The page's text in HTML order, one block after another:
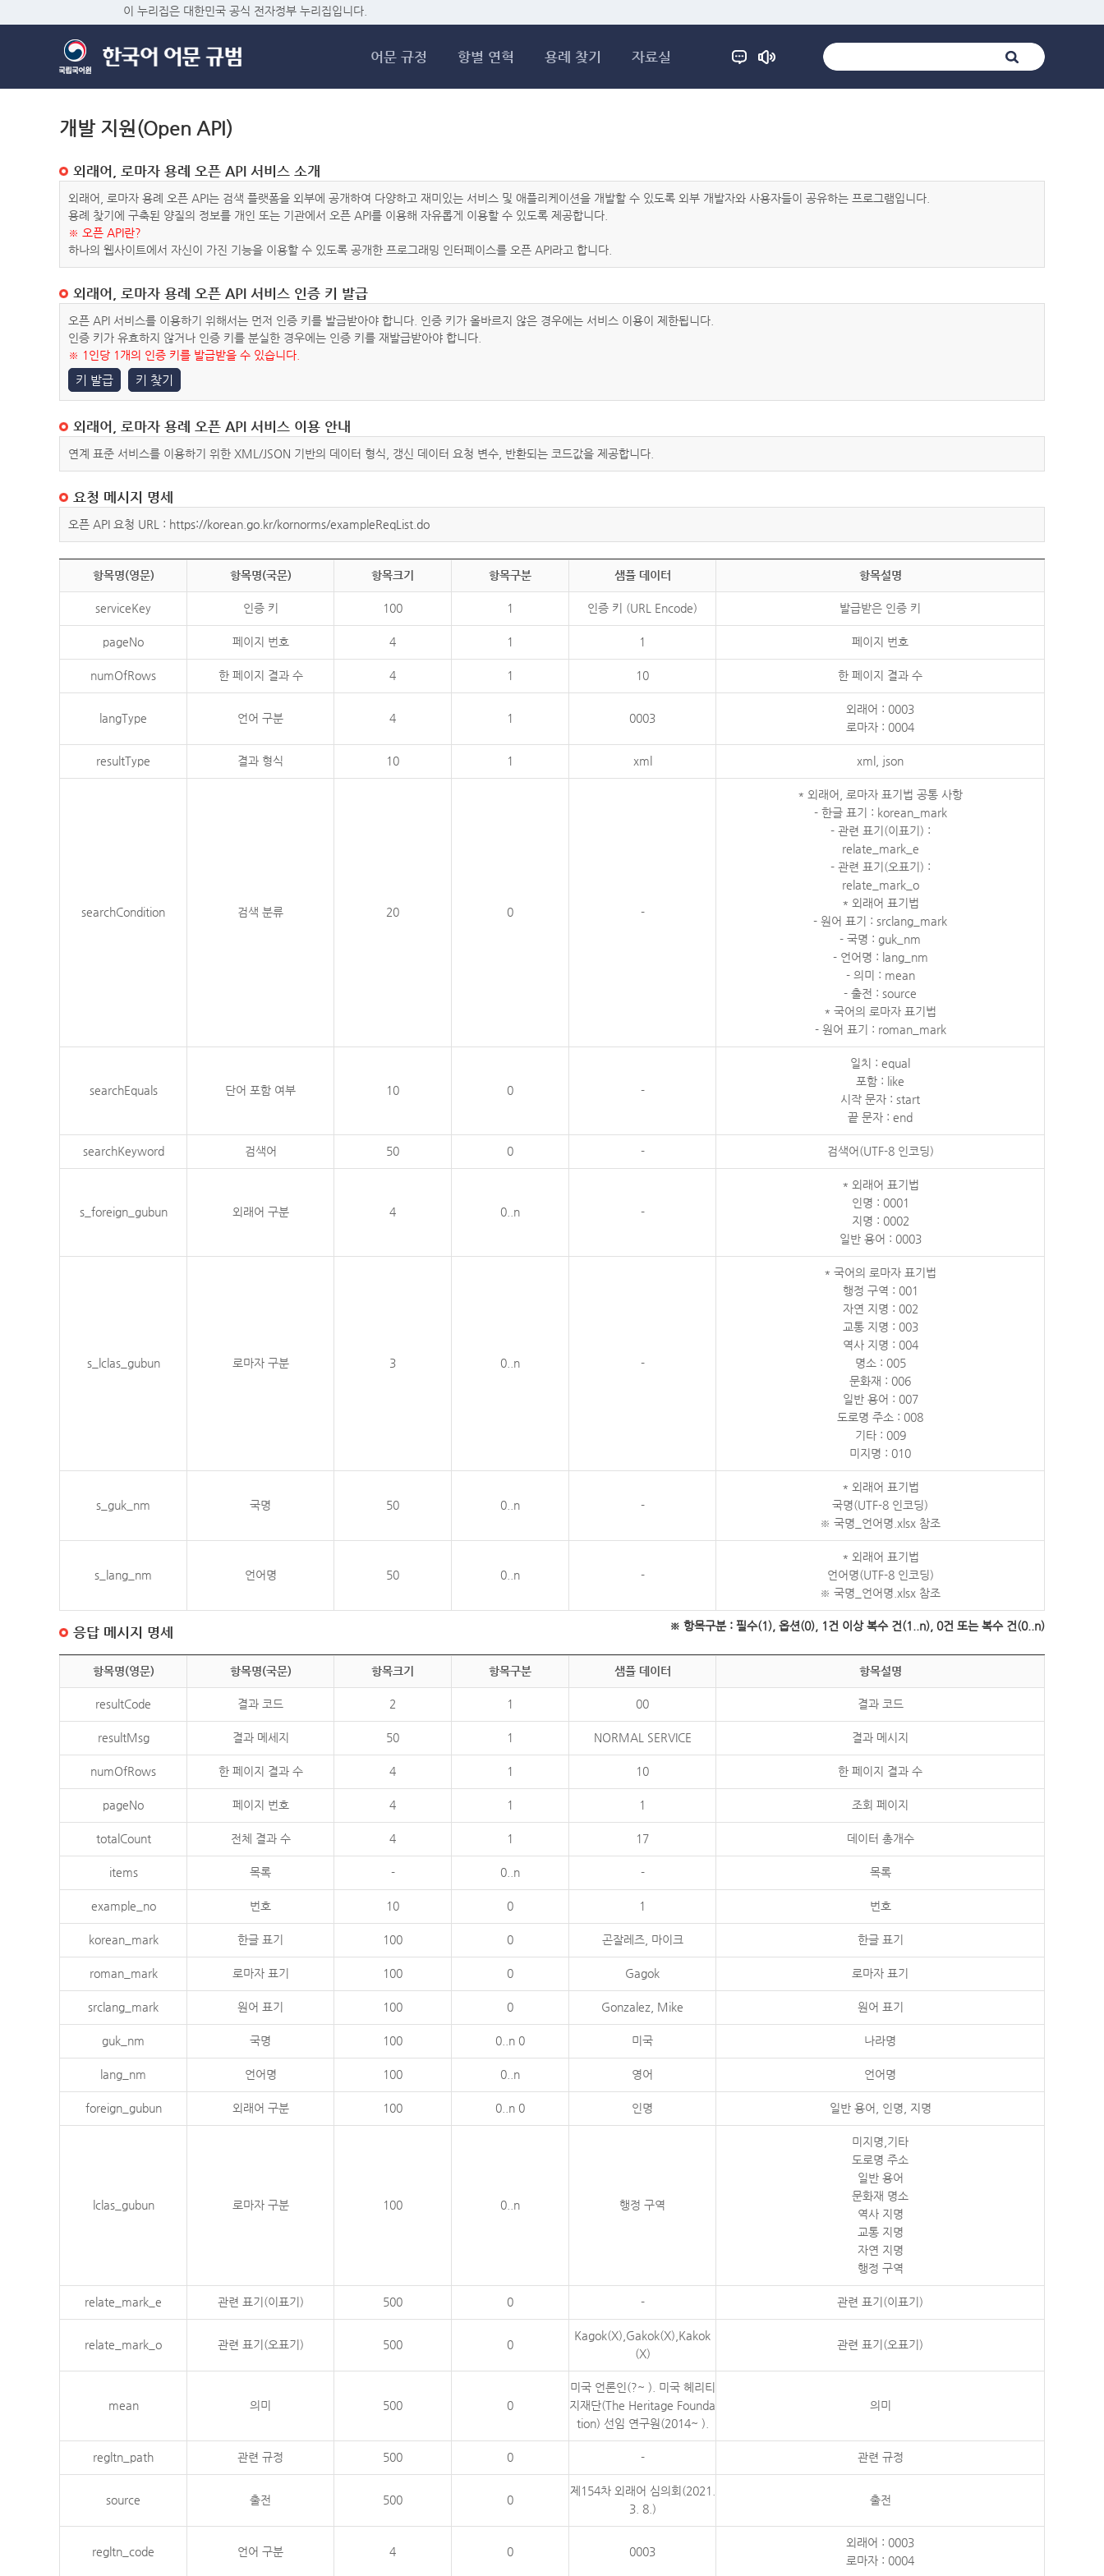
이 누리집은 대한민국 공식 전자정부 누리집입니다.
어문 규정 항별 연혁 용례 찾기 자료실
개발 지원(Open API)
외래어, 로마자 용례 오픈 API 서비스 소개
외래어, 로마자 용례 오픈 API는 검색 플랫폼을 외부에 공개하여 다양하고 재미있는 서비스 및 애플리케이션을 개발할 수 있도록 외부 개발자와 사용자들이 공유하는 프로그램입니다.
용례 찾기에 구축된 양질의 정보를 개인 또는 기관에서 오픈 API를 이용해 자유롭게 이용할 수 있도록 제공합니다.
※ 오픈 API란?
하나의 웹사이트에서 자신이 가진 기능을 이용할 수 있도록 공개한 프로그래밍 인터페이스를 오픈 API라고 합니다.
외래어, 로마자 용례 오픈 API 서비스 인증 키 발급
오픈 API 서비스를 이용하기 위해서는 먼저 인증 키를 발급받아야 합니다. 인증 키가 올바르지 않은 경우에는 서비스 이용이 제한됩니다.
인증 키가 유효하지 않거나 인증 키를 분실한 경우에는 인증 키를 재발급받아야 합니다.
※ 1인당 1개의 인증 키를 발급받을 수 있습니다.
키 발급 키 찾기
외래어, 로마자 용례 오픈 API 서비스 이용 안내
연계 표준 서비스를 이용하기 위한 XML/JSON 기반의 데이터 형식, 갱신 데이터 요청 변수, 반환되는 코드값을 제공합니다.
요청 메시지 명세
오픈 API 요청 URL : https://korean.go.kr/kornorms/exampleReqList.do
항목명(영문) 항목명(국문) 항목크기 항목구분 샘플 데이터 항목설명
serviceKey 인증 키 100 1 인증 키 (URL Encode) 발급받은 인증 키
pageNo 페이지 번호 4 1 1 페이지 번호
numOfRows 한 페이지 결과 수 4 1 10 한 페이지 결과 수
langType 언어 구분 4 1 0003
외래어 : 0003
로마자 : 0004
resultType 결과 형식 10 1 xml xml, json
searchCondition 검색 분류 20 0 -
* 외래어, 로마자 표기법 공통 사항
- 한글 표기 : korean_mark
- 관련 표기(이표기) :
relate_mark_e
- 관련 표기(오표기) :
relate_mark_o
* 외래어 표기법
- 원어 표기 : srclang_mark
- 국명 : guk_nm
- 언어명 : lang_nm
- 의미 : mean
- 출전 : source
* 국어의 로마자 표기법
- 원어 표기 : roman_mark
searchEquals 단어 포함 여부 10 0 -
일치 : equal
포함 : like
시작 문자 : start
끝 문자 : end
searchKeyword 검색어 50 0 - 검색어(UTF-8 인코딩)
s_foreign_gubun 외래어 구분 4 0..n -
* 외래어 표기법
인명 : 0001
지명 : 0002
일반 용어 : 0003
s_lclas_gubun 로마자 구분 3 0..n -
* 국어의 로마자 표기법
행정 구역 : 001
자연 지명 : 002
교통 지명 : 003
역사 지명 : 004
명소 : 005
문화재 : 006
일반 용어 : 007
도로명 주소 : 008
기타 : 009
미지명 : 010
s_guk_nm 국명 50 0..n -
* 외래어 표기법
국명(UTF-8 인코딩)
※ 국명_언어명.xlsx 참조
s_lang_nm 언어명 50 0..n -
* 외래어 표기법
언어명(UTF-8 인코딩)
※ 국명_언어명.xlsx 참조
※ 항목구분 : 필수(1), 옵션(0), 1건 이상 복수 건(1..n), 0건 또는 복수 건(0..n)
응답 메시지 명세
항목명(영문) 항목명(국문) 항목크기 항목구분 샘플 데이터 항목설명
resultCode 결과 코드 2 1 00 결과 코드
resultMsg 결과 메세지 50 1 NORMAL SERVICE 결과 메시지
numOfRows 한 페이지 결과 수 4 1 10 한 페이지 결과 수
pageNo 페이지 번호 4 1 1 조회 페이지
totalCount 전체 결과 수 4 1 17 데이터 총개수
items 목록 - 0..n - 목록
example_no 번호 10 0 1 번호
korean_mark 한글 표기 100 0 곤잘레즈, 마이크 한글 표기
roman_mark 로마자 표기 100 0 Gagok 로마자 표기
srclang_mark 원어 표기 100 0 Gonzalez, Mike 원어 표기
guk_nm 국명 100 0..n 0 미국 나라명
lang_nm 언어명 100 0..n 영어 언어명
foreign_gubun 외래어 구분 100 0..n 0 인명 일반 용어, 인명, 지명
lclas_gubun 로마자 구분 100 0..n 행정 구역
미지명,기타
도로명 주소
일반 용어
문화재 명소
역사 지명
교통 지명
자연 지명
행정 구역
relate_mark_e 관련 표기(이표기) 500 0 - 관련 표기(이표기)
relate_mark_o 관련 표기(오표기) 500 0
Kagok(X),Gakok(X),Kakok
(X)
관련 표기(오표기)
mean 의미 500 0
미국 언론인(?~ ). 미국 헤리티
지재단(The Heritage Founda
tion) 선임 연구원(2014~ ).
의미
regltn_path 관련 규정 500 0 - 관련 규정
source 출전 500 0
제154차 외래어 심의회(2021.
3. 8.)
출전
regltn_code 언어 구분 4 0 0003
외래어 : 0003
로마자 : 0004